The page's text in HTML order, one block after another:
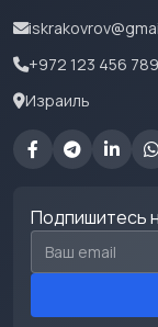
+972 123 456 789
Израиль
Подпишитесь
Email для